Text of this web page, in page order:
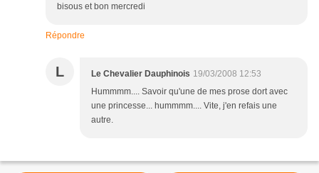
bisous et bon mercredi
Répondre
L Le Chevalier Dauphinois 19/03/2008 12:53
Hummmm.... Savoir qu'une de mes prose dort avec
une princesse... hummmm.... Vite, j'en refais une
autre.